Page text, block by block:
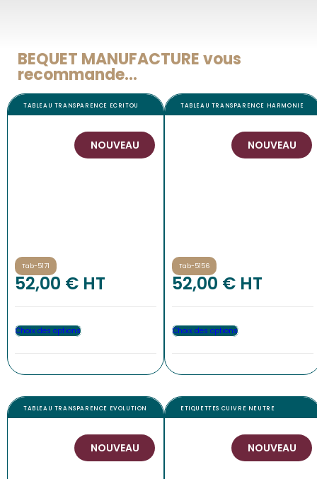
BEQUET MANUFACTURE vous
recommande...
TABLEAU TRANSPARENCE ECRITOU
NOUVEAU
Tab-5171
52,00 € HT
Choix des options
TABLEAU TRANSPARENCE HARMONIE
NOUVEAU
Tab-5156
52,00 € HT
Choix des options
TABLEAU TRANSPARENCE EVOLUTION
NOUVEAU
ETIQUETTES CUIVRE NEUTRE
NOUVEAU